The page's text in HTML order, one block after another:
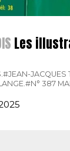
Les
#JEAN-JACQUES
#N° 387